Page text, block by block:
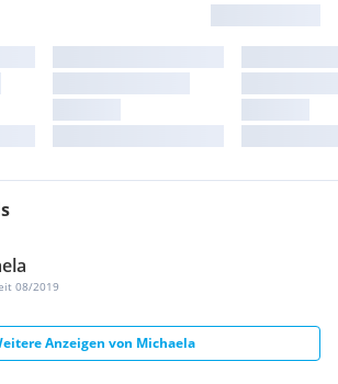
08/2019
Anzeigen von Michaela